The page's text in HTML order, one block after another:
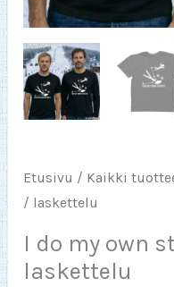
Etusivu / Kaikki
/ laskettelu
I do my own
laskettelu